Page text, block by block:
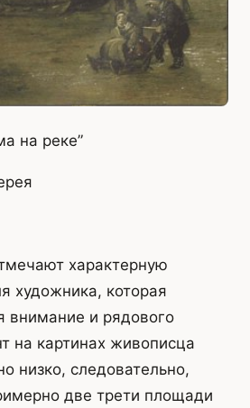
на реке”
характерную
художника, которая
внимание и рядового
на картинах живописца
низко, следовательно,
две трети площади